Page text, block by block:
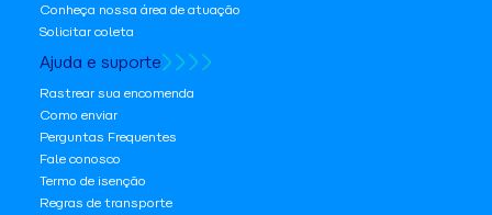
Conheça nossa área de atuação
Solicitar coleta
Ajuda e suporte
Rastrear sua encomenda
Como enviar
Perguntas Frequentes
Fale conosco
Termo de isenção
Regras de transporte